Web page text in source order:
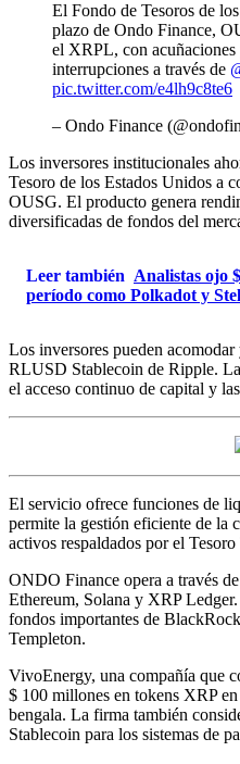
El Fondo de Tesoros de
plazo de Ondo Finance,
el XRPL, con acuñaciones
interrupciones a través de
pic.twitter.com/e4lh9c8te6
– Ondo Finance
Los inversores institucionales
Tesoro de los Estados Unidos a
OUSG. El producto genera
diversificadas de fondos del
Leer también Analistas ojo
período como Polkadot y
Los inversores pueden
RLUSD Stablecoin de Ripple.
el acceso continuo de capital y
El servicio ofrece funciones de
permite la gestión eficiente de la
activos respaldados por el
ONDO Finance opera a través
Ethereum, Solana y XRP
fondos importantes de
Templeton.
VivoEnergy, una compañía que
$ 100 millones en tokens XRP
bengala. La firma también
Stablecoin para los sistemas de